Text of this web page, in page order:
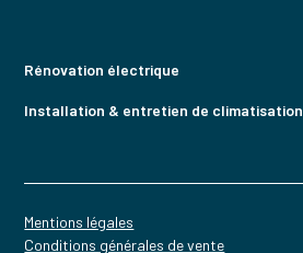
Rénovation électrique
Installation & entretien de climatisation
Mentions légales
Conditions générales de vente